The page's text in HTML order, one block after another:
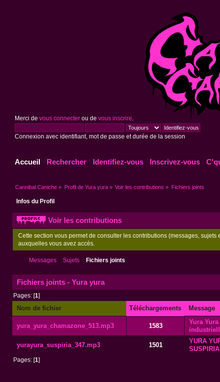
Merci de vous connecterou de vous inscrire
Connexion avec identifiant, mot de passe et durée de la session
Accueil Rechercher Identifiez-vous Inscrivez-vous
Cannibal Caniche » Profil de Yura yura» Voir les contributions » Fichiers joints
Infos du Profil
Voir les contributions
Cette section vous permet de consulter les contributions (messages,
auxquelles vous avez accès.
Messages Sujets Fichiers joints
Fichiers joints - Yura yura
Pages: [1]
Nom de fichier Téléchargements Message
yura_yura_chamazone_513.mp3 1583
Yura
yurayura_suspiria_347.mp3 1501
YURA
SUSPIRIA
Pages: [1